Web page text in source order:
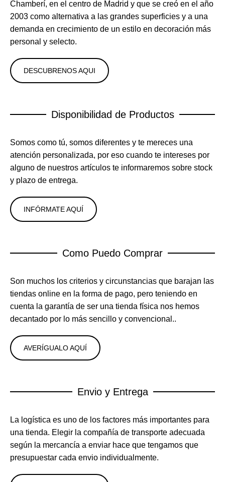
Chamberí, en el centro de Madrid y que se creó en el año
2003 como alternativa a las grandes superficies y a una
demanda en crecimiento de un estilo en decoración más
personal y selecto.
DESCUBRENOS AQUI
Disponibilidad de Productos
Somos como tú, somos diferentes y te mereces una
atención personalizada, por eso cuando te intereses por
alguno de nuestros artículos te informaremos sobre stock
y plazo de entrega.
INFÓRMATE AQUÍ
Como Puedo Comprar
Son muchos los criterios y circunstancias que barajan las
tiendas online en la forma de pago, pero teniendo en
cuenta la garantía de ser una tienda física nos hemos
decantado por lo más sencillo y convencional..
AVERÍGUALO AQUÍ
Envio y Entrega
La logística es uno de los factores más importantes para
una tienda. Elegir la compañía de transporte adecuada
según la mercancía a enviar hace que tengamos que
presupuestar cada envio individualmente.